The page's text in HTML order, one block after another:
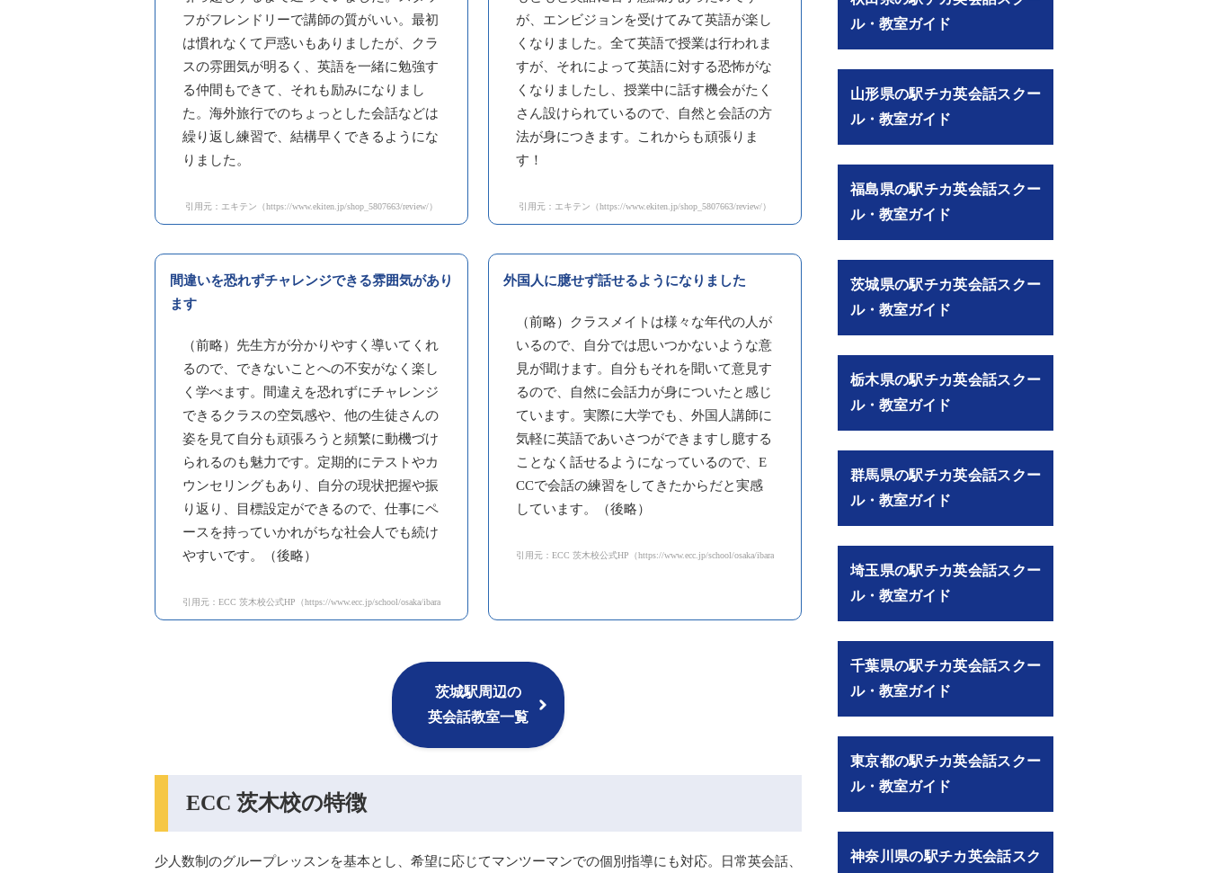
フがフレンドリーで講師の質がいい。最初
は慣れなくて戸惑いもありましたが、クラ
スの雰囲気が明るく、英語を一緒に勉強す
る仲間もできて、それも励みになりまし
た。海外旅行でのちょっとした会話などは
繰り返し練習で、結構早くできるようにな
りました。
引用元：エキテン（https://www.ekiten.jp/shop_5807663/review/）
が、エンビジョンを受けてみて英語が楽し
くなりました。全て英語で授業は行われま
すが、それによって英語に対する恐怖がな
くなりましたし、授業中に話す機会がたく
さん設けられているので、自然と会話の方
法が身につきます。これからも頑張りま
す！
引用元：エキテン（https://www.ekiten.jp/shop_5807663/review/）
間違いを恐れずチャレンジできる雰囲気があり
ます
（前略）先生方が分かりやすく導いてくれ
るので、できないことへの不安がなく楽し
く学べます。間違えを恐れずにチャレンジ
できるクラスの空気感や、他の生徒さんの
姿を見て自分も頑張ろうと頻繁に動機づけ
られるのも魅力です。定期的にテストやカ
ウンセリングもあり、自分の現状把握や振
り返り、目標設定ができるので、仕事にペ
ースを持っていかれがちな社会人でも続け
やすいです。（後略）
引用元：ECC 茨木校公式HP（https://www.ecc.jp/school/osaka/ibaraki/student/detail.html?aid=103614）
外国人に臆せず話せるようになりました
（前略）クラスメイトは様々な年代の人が
いるので、自分では思いつかないような意
見が聞けます。自分もそれを聞いて意見す
るので、自然に会話力が身についたと感じ
ています。実際に大学でも、外国人講師に
気軽に英語であいさつができますし臆する
ことなく話せるようになっているので、E
CCで会話の練習をしてきたからだと実感
しています。（後略）
引用元：ECC 茨木校公式HP（https://www.ecc.jp/school/osaka/ibaraki/student/detail.html?aid=84885）
茨城駅周辺の
英会話教室一覧
ECC 茨木校の特徴
少人数制のグループレッスンを基本とし、希望に応じてマンツーマンでの個別指導にも対応。日常英会話、
ル・教室ガイド
山形県の駅チカ英会話スクー
ル・教室ガイド
福島県の駅チカ英会話スクー
ル・教室ガイド
茨城県の駅チカ英会話スクー
ル・教室ガイド
栃木県の駅チカ英会話スクー
ル・教室ガイド
群馬県の駅チカ英会話スクー
ル・教室ガイド
埼玉県の駅チカ英会話スクー
ル・教室ガイド
千葉県の駅チカ英会話スクー
ル・教室ガイド
東京都の駅チカ英会話スクー
ル・教室ガイド
神奈川県の駅チカ英会話スク